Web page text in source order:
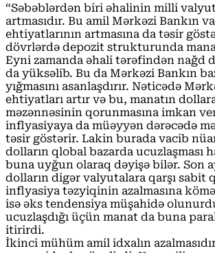
“Səbəblərdən biri əhalinin milli
artmasıdır. Bu amil Mərkəzi Bankın
ehtiyatlarının artmasına da təsir
dövrlərdə depozit strukturunda
Eyni zamanda əhali tərəfindən nağd
da yüksəlib. Bu da Mərkəzi Bankın
yığmasını asanlaşdırır. Nəticədə
ehtiyatları artır və bu, manatın
məzənnəsinin qorunmasına imkan
inflyasiyaya da müəyyən dərəcədə
təsir göstərir. Lakin burada vacib
dolların qlobal bazarda ucuzlaşması
buna uyğun olaraq dəyişə bilər. Son
dolların digər valyutalara qarşı sabit
inflyasiya təzyiqinin azalmasına
isə əks tendensiya müşahidə
ucuzlaşdığı üçün manat da buna
itirirdi.
İkinci mühüm amil idxalın